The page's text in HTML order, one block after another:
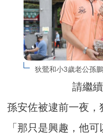
狄鶯和小3歲老公孫
請繼
孫安佐被逮前一夜，
「那只是興趣，他